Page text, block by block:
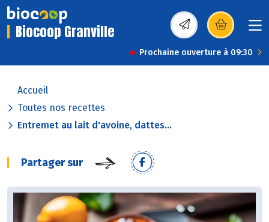
Biocoop Granville (s’ouvre dans une
Prochaine ouverture à 09:30
Accueil
Toutes nos recettes
Entremet au lait d'avoine, dattes...
Partager sur